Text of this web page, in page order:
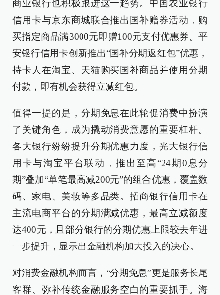
商业银行也积极跟进这一趋势。中国农业银行
信用卡与京东商城联合推出国补赠券活动，购
买指定商品满3000元即赠100元支付优惠券。平
安银行信用卡创新推出“国补分期返红包”优惠，
持卡人在淘宝、天猫购买国补商品并使用分期
付款，即有机会获得立减红包。
值得一提的是，分期免息在此轮促消费中扮演
了关键角色，成为撬动消费意愿的重要杠杆。
各大银行纷纷提升分期优惠力度，光大银行信
用卡与淘宝平台联动，推出至高“24期0息分
期”叠加“单笔最高减200元”的组合优惠，覆盖数
码、家电、美妆等多品类。招商银行信用卡在
主流电商平台的分期满减优惠，最高立减额度
达400元，且部分银行的分期优惠上限较去年进
一步提升，显示出金融机构加大投入的决心。
对消费金融机构而言，“分期免息”更是服务长尾
客群、弥补传统金融服务空白的重要抓手。海